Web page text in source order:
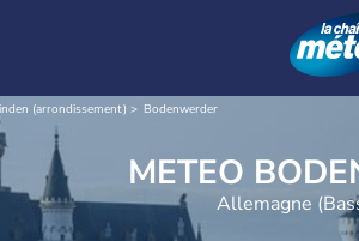
(arrondissement) Bodenwerder
METEO
Allemagne